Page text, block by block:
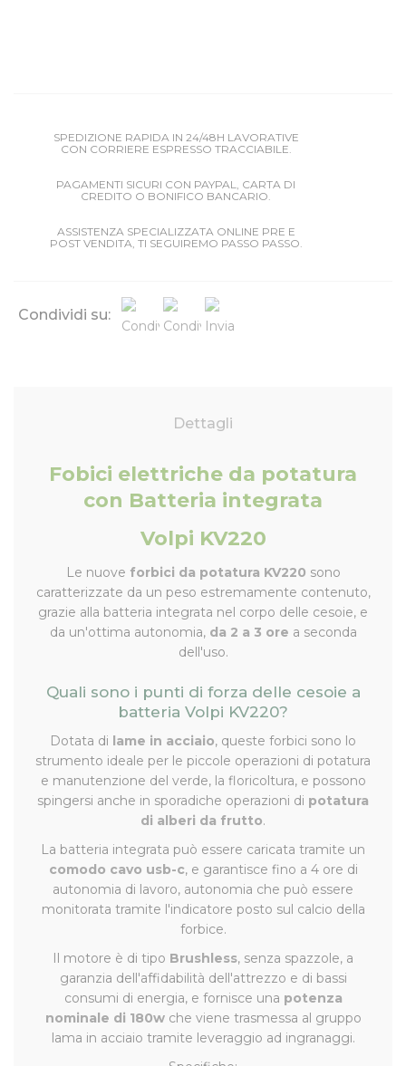
SPEDIZIONE RAPIDA IN 24/48H LAVORATIVE
CON CORRIERE ESPRESSO TRACCIABILE.
PAGAMENTI SICURI CON PAYPAL, CARTA DI
CREDITO O BONIFICO BANCARIO.
ASSISTENZA SPECIALIZZATA ONLINE PRE E
POST VENDITA, TI SEGUIREMO PASSO PASSO.
Condividi su:
Dettagli
Fobici elettriche da potatura
con Batteria integrata
Volpi KV220
Le nuove forbici da potatura KV220 sono
caratterizzate da un peso estremamente contenuto,
grazie alla batteria integrata nel corpo delle cesoie, e
da un'ottima autonomia, da 2 a 3 ore a seconda
dell'uso.
Quali sono i punti di forza delle cesoie a
batteria Volpi KV220?
Dotata di lame in acciaio, queste forbici sono lo
strumento ideale per le piccole operazioni di potatura
e manutenzione del verde, la floricoltura, e possono
spingersi anche in sporadiche operazioni di potatura
di alberi da frutto.
La batteria integrata può essere caricata tramite un
comodo cavo usb-c, e garantisce fino a 4 ore di
autonomia di lavoro, autonomia che può essere
monitorata tramite l'indicatore posto sul calcio della
forbice.
Il motore è di tipo Brushless, senza spazzole, a
garanzia dell'affidabilità dell'attrezzo e di bassi
consumi di energia, e fornisce una potenza
nominale di 180wche viene trasmessa al gruppo
lama in acciaio tramite leveraggio ad ingranaggi.